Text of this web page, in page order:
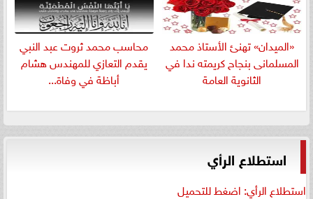
«الميدان» تهنئ الأستاذ محمد
المسلمانى بنجاح كريمته ندا في
الثانوية العامة
​محاسب محمد ثروت عبد النبي
يقدم التعازي للمهندس هشام
أباظة في وفاة...
استطلاع الرأي
استطلاع الرأي: اضغط للتحميل